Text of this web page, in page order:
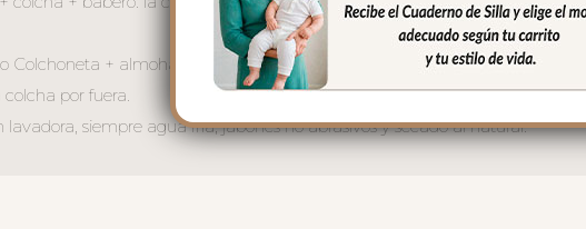
Colchoneta + almohada + tapa de saco +colcha + babero para usar en los
por fuera.
siempre agua fría, jabones no abrasivos y secado al natural.